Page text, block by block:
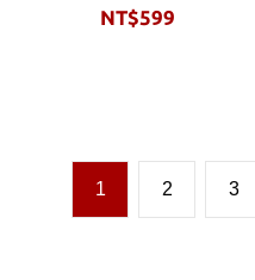
NT$599
1 2 3